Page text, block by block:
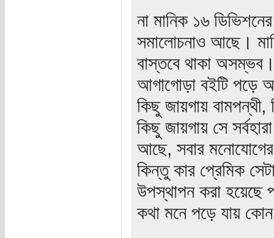
না মানিক ১৬
সমালোচনাও আছে।
বাস্তবে থাকা অসম্ভব।
আগাগোড়া বইটি পড়ে
কিছু জায়গায়
কিছু জায়গায় সে
আছে, সবার মনোযোগের
কিন্তু কার প্রেমিক
উপস্থাপন করা হয়েছে
কথা মনে পড়ে যায়